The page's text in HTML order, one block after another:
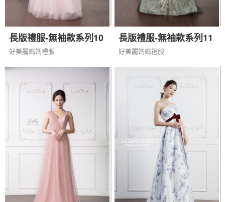
長版禮服-無袖款系列10
好美麗媽媽禮服
長版禮服-無袖款系列11
好美麗媽媽禮服